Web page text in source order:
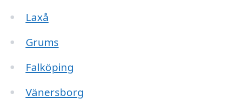
Laxå
Grums
Falköping
Vänersborg